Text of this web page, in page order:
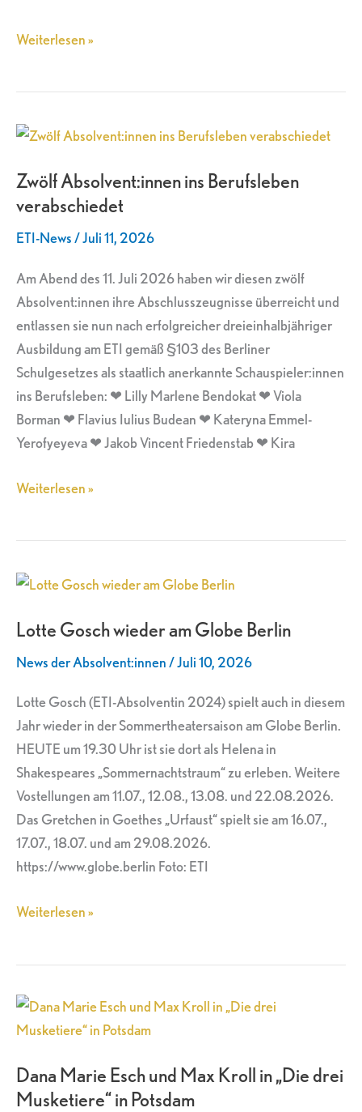
Weiterlesen »
Zwölf Absolvent:innen ins Berufsleben
verabschiedet
ETI-News/Juli 11, 2026
Am Abend des 11. Juli 2026 haben wir diesen zwölf
Absolvent:innen ihre Abschlusszeugnisse überreicht und
entlassen sie nun nach erfolgreicher dreieinhalbjähriger
Ausbildung am ETI gemäß §103 des Berliner
Schulgesetzes als staatlich anerkannte Schauspieler:innen
ins Berufsleben: ❤ Lilly Marlene Bendokat ❤ Viola
Borman ❤ Flavius Iulius Budean ❤ Kateryna Emmel-
Yerofyeyeva ❤ Jakob Vincent Friedenstab ❤ Kira
Zwölf
ins
Berufsleben
Weiterlesen »
Lotte Gosch wieder am Globe Berlin
News der Absolvent:innen/Juli 10, 2026
Lotte Gosch (ETI-Absolventin 2024) spielt auch in diesem
Jahr wieder in der Sommertheatersaison am Globe Berlin.
HEUTE um 19.30 Uhr ist sie dort als Helena in
Shakespeares „Sommernachtstraum“ zu erleben. Weitere
Vostellungen am 11.07., 12.08., 13.08. und 22.08.2026.
Das Gretchen in Goethes „Urfaust“ spielt sie am 16.07.,
17.07., 18.07. und am 29.08.2026.
https://www.globe.berlin Foto: ETI
Lotte
wieder
Berlin
Weiterlesen »
Dana Marie Esch und Max Kroll in „Die drei
Musketiere“ in Potsdam
Dana
Marie
und
Max